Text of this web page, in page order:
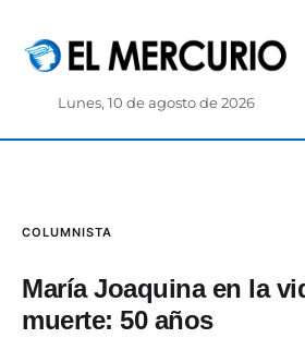
Lunes, 10 de agosto de 2026
COLUMNISTA
María Joaquina en la
muerte: 50 años